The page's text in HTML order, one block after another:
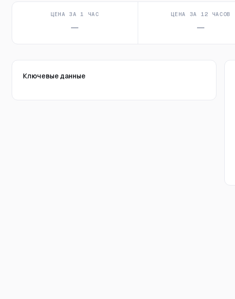
ЦЕНА ЗА 1 ЧАС
—
ЦЕНА ЗА 12 ЧАСОВ
—
Ключевые данные